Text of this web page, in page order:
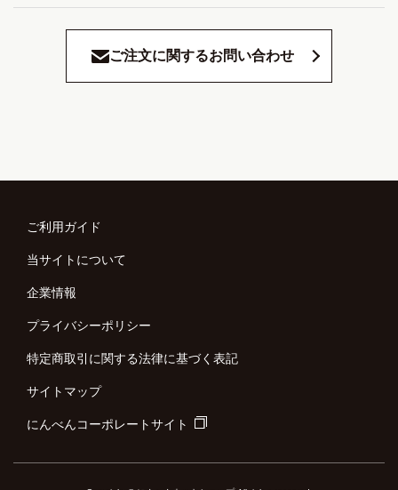
ご注文に関するお問い合わせ
ご利用ガイド
当サイトについて
企業情報
プライバシーポリシー
特定商取引に関する法律に基づく表記
サイトマップ
にんべんコーポレートサイト